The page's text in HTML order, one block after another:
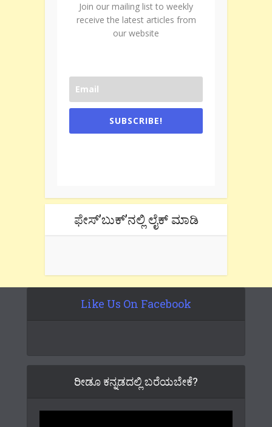
Join our mailing list to weekly
receive the latest articles from
our website
SUBSCRIBE!
ಫೇಸ್’ಬುಕ್’ನಲ್ಲಿ ಲೈಕ್ ಮಾಡಿ
Like Us On Facebook
ರೀಡೂ ಕನ್ನಡದಲ್ಲಿ ಬರೆಯಬೇಕೆ?